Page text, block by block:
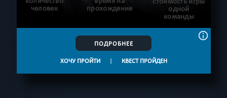
человек
прохождение
одной
команды
ПОДРОБНЕЕ
ХОЧУ ПРОЙТИ | КВЕСТ ПРОЙДЕН